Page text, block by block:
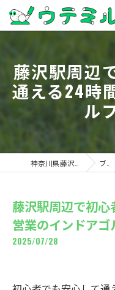
藤沢駅周辺
通える24時
ル
ブログ
藤沢駅周辺で初
営業のインドア
2025/07/28